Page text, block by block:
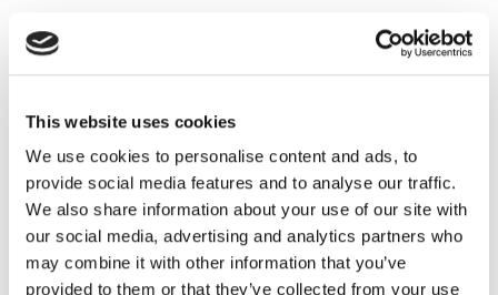
This website uses cookies
We use cookies to personalise content and ads, to
provide social media features and to analyse our traffic.
We also share information about your use of our site with
our social media, advertising and analytics partners who
may combine it with other information that you’ve
provided to them or that they’ve collected from your use
Tempio di Mussenden,
Spiaggia di Downhill (
Spiaggia
Ben due chilometri di sabbia dorata
caratterizzano questa splendida spiaggia
posta ai piedi della scogliera su cui sorge il
Tempio di Mussenden.Il tempio e la